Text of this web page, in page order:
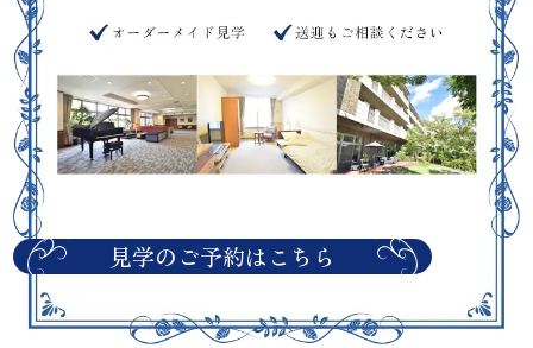
見学のご予約はこちら